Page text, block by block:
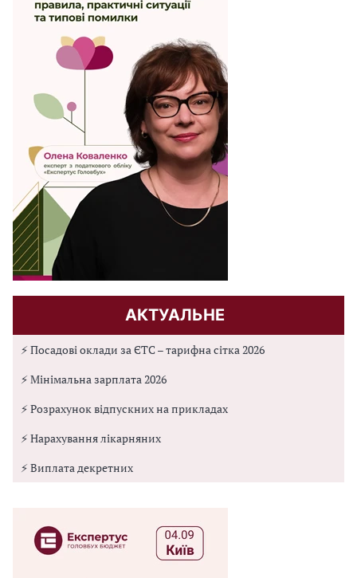
АКТУАЛЬНЕ
⚡ Посадові оклади за ЄТС – тарифна сітка 2026
⚡ Мінімальна зарплата 2026
⚡ Розрахунок відпускних на прикладах
⚡ Нарахування лікарняних
⚡ Виплата декретних